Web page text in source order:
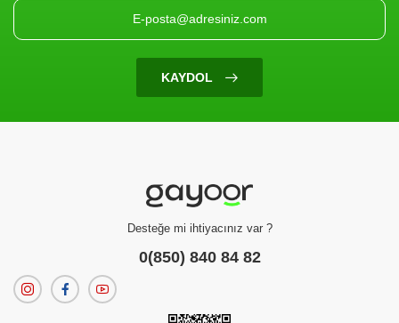
Filtrenize Uygun
Ürün Bulunamadı
KAYDOL
Desteğe mi ihtiyacınız var ?
0(850) 840 84 82